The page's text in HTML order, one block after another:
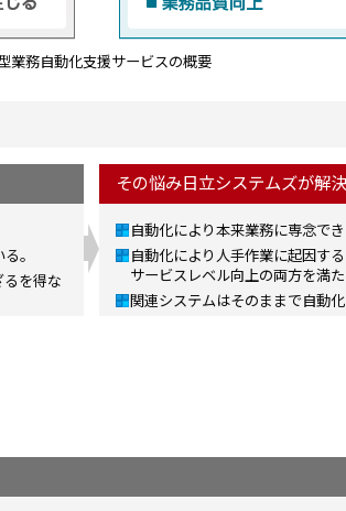
業務自動化支援サービスの概要
。
を得な
その悩み日立システムズが解
自動化により本来業務に専念でき
自動化により人手作業に起因す
サービスレベル向上の両方を満た
関連システムはそのままで自動化